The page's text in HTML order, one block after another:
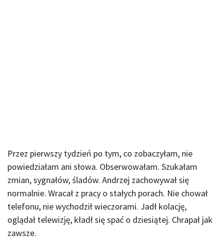
Przez pierwszy tydzień po tym, co zobaczyłam, nie
powiedziałam ani słowa. Obserwowałam. Szukałam
zmian, sygnałów, śladów. Andrzej zachowywał się
normalnie. Wracał z pracy o stałych porach. Nie chował
telefonu, nie wychodził wieczorami. Jadł kolację,
oglądał telewizję, kładł się spać o dziesiątej. Chrapał jak
zawsze.